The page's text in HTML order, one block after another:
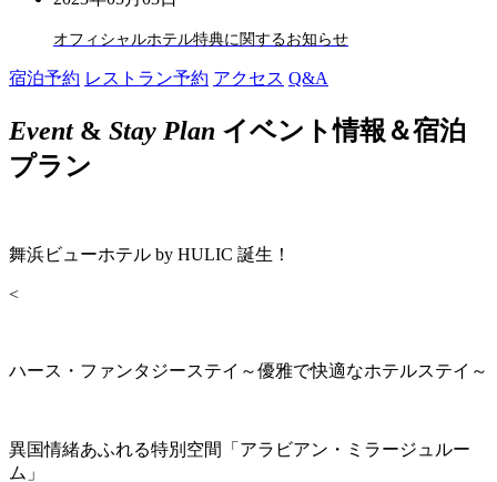
オフィシャルホテル特典に関するお知らせ
宿泊予約 レストラン予約 アクセス Q&A
Event& Stay Plan イベント情報＆宿泊
プラン
舞浜ビューホテル by HULIC 誕生！
<
ハース・ファンタジーステイ～優雅で快適なホテルステイ～
異国情緒あふれる特別空間「アラビアン・ミラージュルー
ム」